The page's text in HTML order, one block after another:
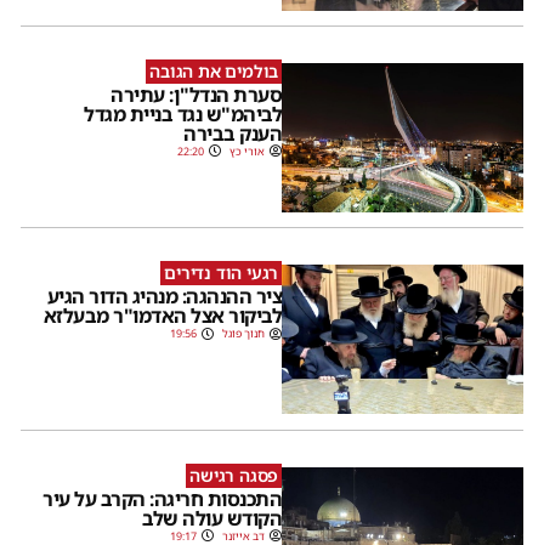
בולמים את הגובה
סערת הנדל"ן: עתירה
לביהמ"ש נגד בניית מגדל
הענק בבירה
אורי כץ 22:20
רגעי הוד נדירים
ציר ההנהגה: מנהיג הדור הגיע
לביקור אצל האדמו"ר מבעלזא
חנוך פוגל 19:56
פסגה רגישה
התכנסות חריגה: הקרב על עיר
הקודש עולה שלב
דב אייזנר 19:17